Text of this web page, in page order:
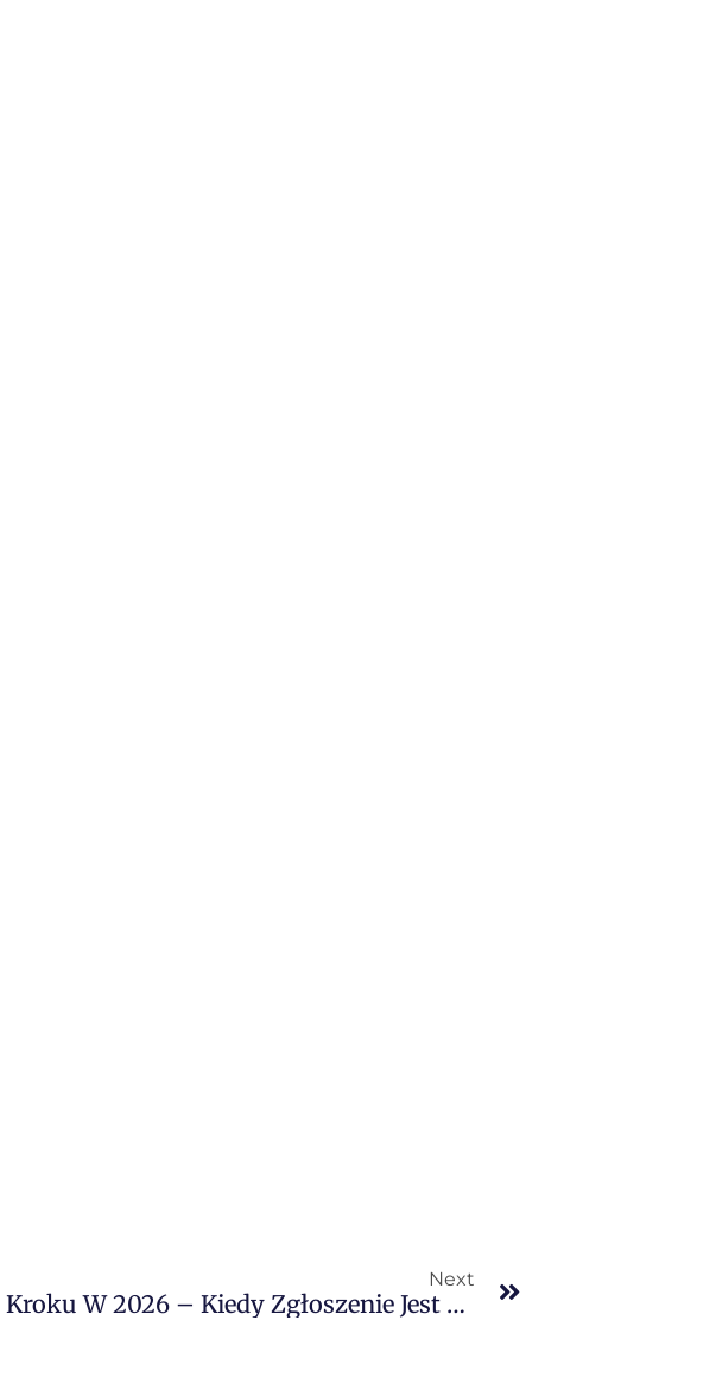
Next
IPAFFS Krok Po Kroku W 2026 – Kiedy Zgłoszenie Jest Potrzebne I Co Przygotować